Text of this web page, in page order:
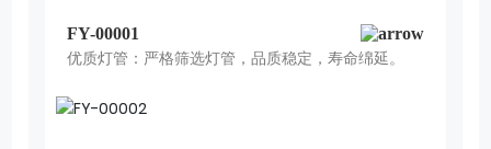
FY-00001
优质灯管：严格筛选灯管，品质稳定，寿命绵延。